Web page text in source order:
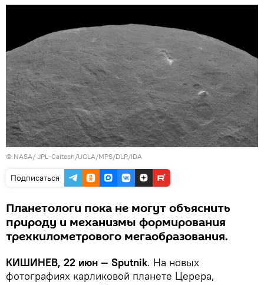
© NASA/ JPL-Caltech/UCLA/MPS/DLR/IDA
Подписаться
Планетологи пока не могут объяснить
природу и механизмы формирования
трехкилометрового мегаобразования.
КИШИНЕВ, 22 июн — Sputnik. На новых
фотографиях карликовой планете Церера,